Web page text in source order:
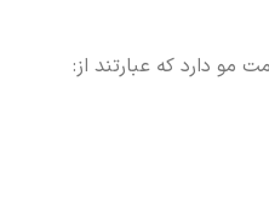
مو دارد که عبارتند از: